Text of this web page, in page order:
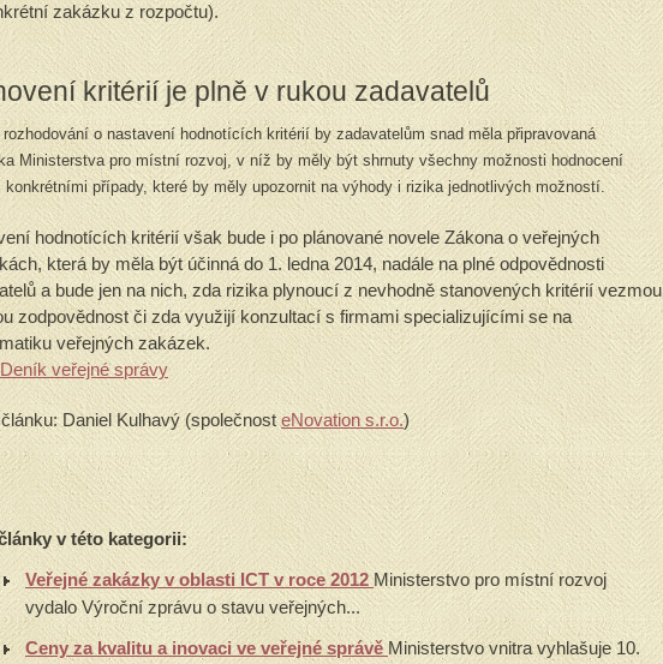
zakázku z rozpočtu).
kritérií je plně v rukou zadavatelů
rozhodování o nastavení hodnotících kritérií by zadavatelům snad měla připravovaná
Ministerstva pro místní rozvoj, v níž by měly být shrnuty všechny možnosti hodnocení
konkrétními případy, které by měly upozornit na výhody i rizika jednotlivých možností.
hodnotících kritérií však bude i po plánované novele Zákona o veřejných
která by měla být účinná do 1. ledna 2014, nadále na plné odpovědnosti
a bude jen na nich, zda rizika plynoucí z nevhodně stanovených kritérií vezmou
zodpovědnost či zda využijí konzultací s firmami specializujícími se na
veřejných zakázek.
Deník veřejné správy
Daniel Kulhavý (společnost eNovation s.r.o.)
v této kategorii:
Veřejné zakázky v oblasti ICT v roce 2012Ministerstvo pro místní rozvoj
vydalo Výroční zprávu o stavu veřejných...
Ceny za kvalitu a inovaci ve veřejné správě Ministerstvo vnitra vyhlašuje 10.